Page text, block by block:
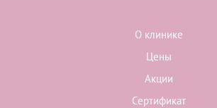
О клинике
Цены
Акции
Сертификат